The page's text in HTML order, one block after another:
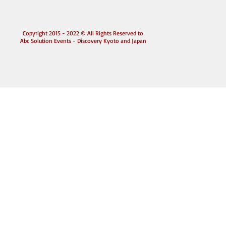
Copyright 2015 - 2022 © All Rights Reserved to
Abc Solution Events - Discovery Kyoto and Japan